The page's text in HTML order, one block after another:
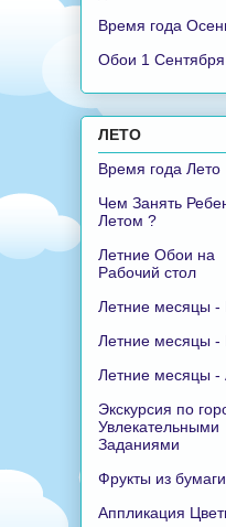
Время года
Обои 1 Сентября
ЛЕТО
Время года Лето
Чем Занять
Летом ?
Летние Обои на
Рабочий стол
Летние месяцы
Летние месяцы
Летние месяцы -
Экскурсия по
Увлекательными
Заданиями
Фрукты из бумаги
Аппликация